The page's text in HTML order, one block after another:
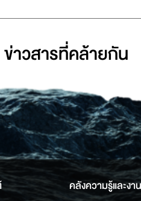
ข่าวสารที่่คล้ายกัน
คลังความรู้และงา